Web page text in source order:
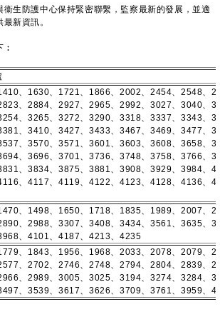
生防護中心保持緊密聯繫，監察最新的發展，並適
新資訊。
、1630、1721、1866、2002、2454、2548、
、2884、2927、2965、2992、3027、3040、
、3265、3272、3290、3318、3337、3343、
、3410、3427、3433、3467、3469、3477、
、3570、3571、3601、3603、3608、3658、
、3696、3701、3736、3748、3758、3766、
、3834、3875、3881、3908、3929、3984、
、4117、4119、4122、4123、4128、4136、
、1498、1650、1718、1835、1989、2007、
、2988、3307、3408、3434、3561、3635、
、4101、4187、4213、4235
、1843、1956、1968、2033、2078、2079、
、2702、2746、2748、2794、2804、2839、
、2989、3005、3025、3194、3274、3284、
、3539、3617、3626、3709、3761、3959、